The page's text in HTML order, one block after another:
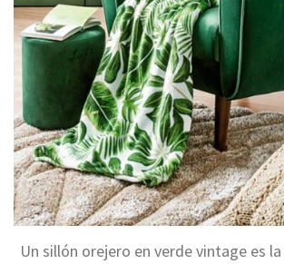
Un sillón orejero en verde vintage es